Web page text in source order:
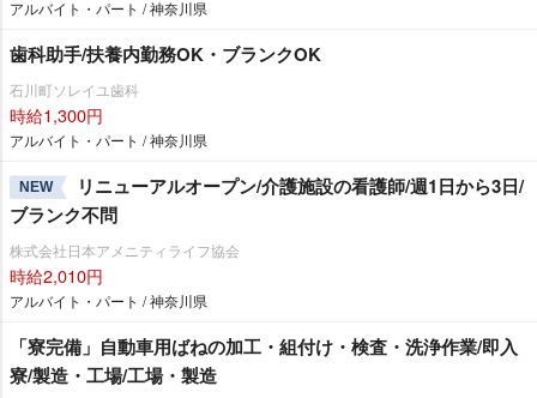
アルバイト・パート / 神奈川県
歯科助手/扶養内勤務OK・ブランクOK
石川町ソレイユ歯科
時給1,300円
アルバイト・パート / 神奈川県
NEW
リニューアルオープン/介護施設の看護師/週1日から3日/
ブランク不問
株式会社日本アメニティライフ協会
時給2,010円
アルバイト・パート / 神奈川県
「寮完備」自動車用ばねの加工・組付け・検査・洗浄作業/即入
寮/製造・工場/工場・製造